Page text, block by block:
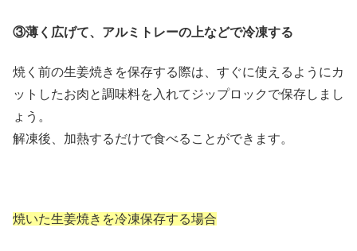
③薄く広げて、アルミトレーの上などで冷凍する
焼く前の生姜焼きを保存する際は、すぐに使えるようにカ
ットしたお肉と調味料を入れてジップロックで保存しまし
ょう。
解凍後、加熱するだけで食べることができます。
焼いた生姜焼きを冷凍保存する場合